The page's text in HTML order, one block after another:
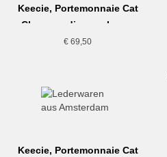
Keecie, Portemonnaie Cat
Chase medium, schwarz
€ 69,50
Keecie, Portemonnaie Cat